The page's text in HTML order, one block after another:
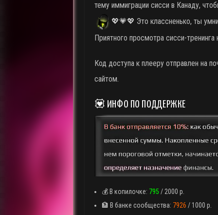
тему иммиграции сисси в Канаду,
💖💗💖 Это классненько, ты
Приятного просмотра сисси-
Код доступа к плееру отправлен на
сайтом.
💟 ИНФО ПО ПОДДЕРЖКЕ
💰 В копилочке: 795 / 2000 р.
🏦 В банке сообщества: 7926 / 1000 р.